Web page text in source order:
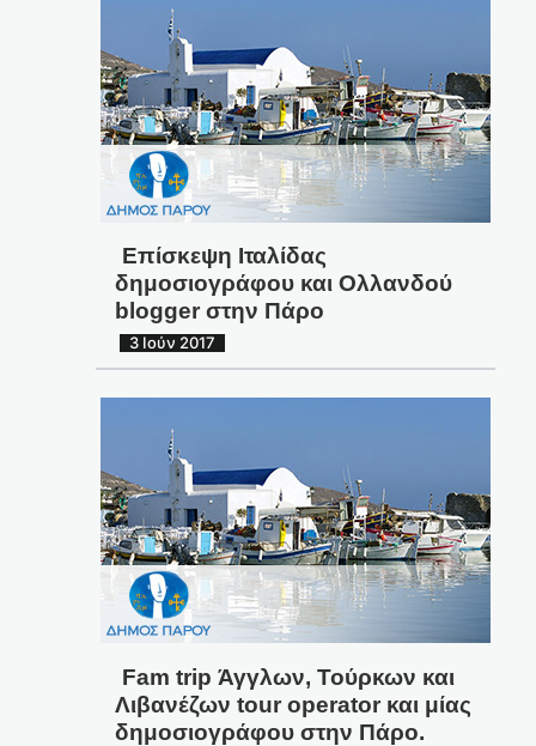
Επίσκεψη Ιταλίδας
δημοσιογράφου και Ολλανδού
blogger στην Πάρο
3 Ιούν 2017
Fam trip Άγγλων, Τούρκων και
Λιβανέζων tour operator και μίας
δημοσιογράφου στην Πάρo.